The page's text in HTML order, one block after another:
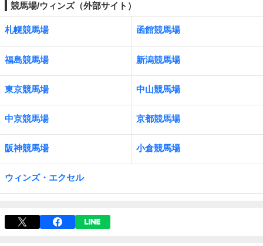
競馬場/ウィンズ（外部サイト）
札幌競馬場 函館競馬場
福島競馬場 新潟競馬場
東京競馬場 中山競馬場
中京競馬場 京都競馬場
阪神競馬場 小倉競馬場
ウィンズ・エクセル